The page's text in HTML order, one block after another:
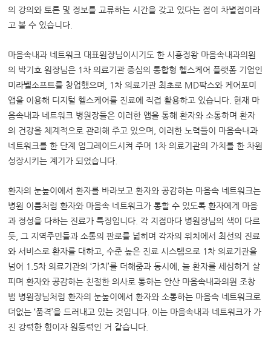
의 강의와 토론 및 정보를 교류하는 시간을 갖고 있다는 점이 차별점이라
고 볼 수 있습니다.
마음속내과 네트워크 대표원장님이시기도 한 시흥정왕 마음속내과의원
의 박기호 원장님은 1차 의료기관 중심의 통합형 헬스케어 플랫폼 기업인
미라벨소프트를 창업했으며, 1차 의료기관 최초로 MD팍스와 케어포미
앱을 이용해 디지털 헬스케어를 진료에 직접 활용하고 있습니다. 현재 마
음속내과 네트워크 병원장들은 이러한 앱을 통해 환자와 소통하며 환자
의 건강을 체계적으로 관리해 주고 있으며, 이러한 노력들이 마음속내과
네트워크를 한 단계 업그레이드시켜 주며 1차 의료기관의 가치를 한 차원
성장시키는 계기가 되었습니다.
환자의 눈높이에서 환자를 바라보고 환자와 공감하는 마음속 네트워크는
병원 이름처럼 환자와 마음속 네트워크가 통할 수 있도록 환자에게 마음
과 정성을 다하는 진료가 특징입니다. 각 지점마다 병원장님의 색이 다르
듯, 그 지역주민들과 소통의 판로를 넓히며 각자의 위치에서 최선의 진료
와 서비스로 환자를 대하고, 수준 높은 진료 시스템으로 1차 의료기관을
넘어 1.5차 의료기관의 ‘가치’를 더해줌과 동시에,늘 환자를 세심하게 살
피며 환자와 공감하는 친절한 의사로 통하는 안산 마음속내과의원 조창
범 병원장님처럼 환자의 눈높이에서 환자와 소통하는 마음속 네트워크로
더없는 ‘품격’을 드러내고 있는 것입니다. 이는 마음속내과 네트워크가 가
진 강력한 힘이자 원동력인 거 같습니다.